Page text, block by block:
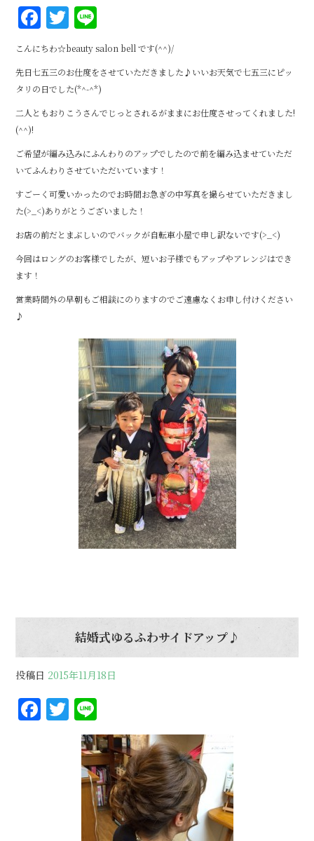
F
a
c
e
b
o
k
T
w
it
te
r
n
e
こんにちわ☆beauty salon bell です(^^)/
先日七五三のお仕度をさせていただきました♪いいお天気で七五三にピッ
タリの日でした(*^-^*)
二人ともおりこうさんでじっとされるがままにお仕度させってくれました!
(^^)!
ご希望が編み込みにふんわりのアップでしたので前を編み込ませていただ
いてふんわりさせていただいています！
すごーく可愛いかったのでお時間お急ぎの中写真を撮らせていただきまし
た(>_<)ありがとうございました！
お店の前だとまぶしいのでバックが自転車小屋で申し訳ないです(>_<)
今回はロングのお客様でしたが、短いお子様でもアップやアレンジはでき
ます！
営業時間外の早朝もご相談にのりますのでご遠慮なくお申し付けください
♪
結婚式ゆるふわサイドアップ♪
投稿日 2015年11月18日
F
a
T
w
it
te
n
e